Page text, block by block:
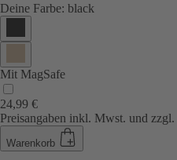
Deine Farbe: black
Mit MagSafe
24,99 €
Preisangaben inkl. Mwst. und zzgl.
Warenkorb